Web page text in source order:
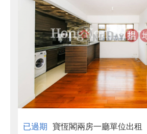
已過期 寶恆閣兩房一廳單位出租